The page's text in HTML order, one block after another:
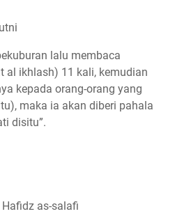
lalu membaca
al ikhlash) 11 kali, kemudian
kepada orang-orang yang
maka ia akan diberi pahala
disitu”.
as-salafi